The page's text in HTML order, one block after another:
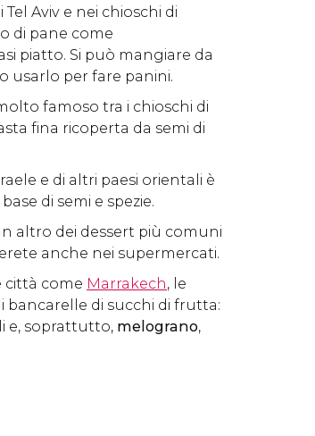
Aviv e nei chioschi di
di pane come
piatto. Si può mangiare da
usarlo per fare panini.
famoso tra i chioschi di
fina ricoperta da semi di
e di altri paesi orientali è
di semi e spezie.
altro dei dessert più comuni
anche nei supermercati.
città come Marrakech, le
bancarelle di succhi di frutta:
e, soprattutto, melograno,